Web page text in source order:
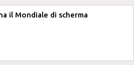
il Mondiale di scherma